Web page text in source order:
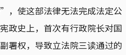
，使这部法律无法完成法定公
政史上，首次有行政院长对国
署权，导致立法院三读通过的